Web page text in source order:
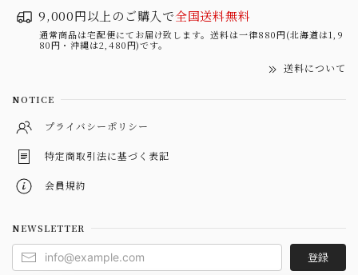
9,000円以上のご購入で全国送料無料
通常商品は宅配便にてお届け致します。送料は一律880円(北海道は1,9
80円・沖縄は2,480円)です。
送料について
NOTICE
プライバシーポリシー
特定商取引法に基づく表記
会員規約
NEWSLETTER
登録